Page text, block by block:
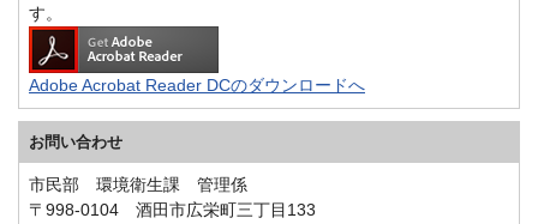
す。
Adobe Acrobat Reader DCのダウンロードへ
お問い合わせ
市民部 環境衛生課 管理係
〒998-0104 酒田市広栄町三丁目133